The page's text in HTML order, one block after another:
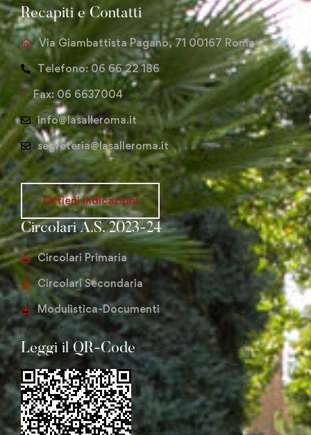
Recapiti e Contatti
Via Giambattista Pagano, 71 00167 Roma
Telefono: 06 66 22 186
Fax: 06 6637004
info@lasalleroma.it
segreteria@lasalleroma.it
Ottieni indicazioni
Circolari A.S. 2023-24
Circolari Primaria
Circolari Secondaria
Modulistica-Documenti
Leggi il QR-Code